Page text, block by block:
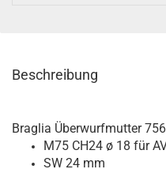
Beschreibung
Braglia Überwurfmutter
M75 CH24 ø 18 für
SW 24 mm